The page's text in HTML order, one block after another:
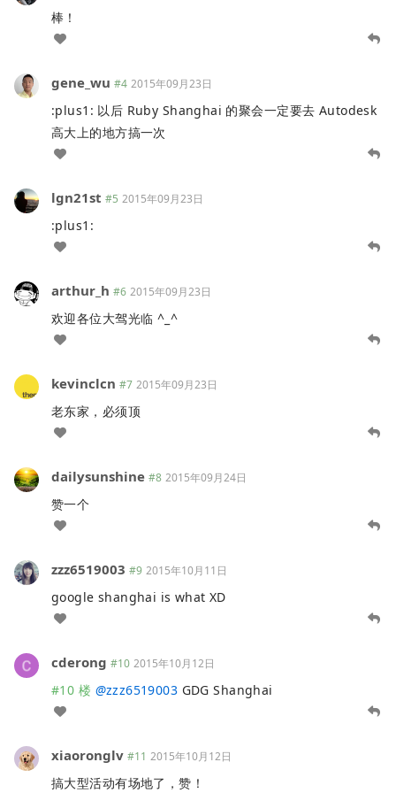
棒！
gene_wu #4 2015年09月23日
:plus1: 以后 Ruby Shanghai 的聚会一定要去 Autodesk
高大上的地方搞一次
lgn21st #5 2015年09月23日
:plus1:
arthur_h #6 2015年09月23日
欢迎各位大驾光临 ^_^
kevinclcn #7 2015年09月23日
老东家，必须顶
dailysunshine #8 2015年09月24日
赞一个
zzz6519003 #9 2015年10月11日
google shanghai is what XD
cderong #10 2015年10月12日
#10 楼 @zzz6519003 GDG Shanghai
xiaoronglv #11 2015年10月12日
搞大型活动有场地了，赞！